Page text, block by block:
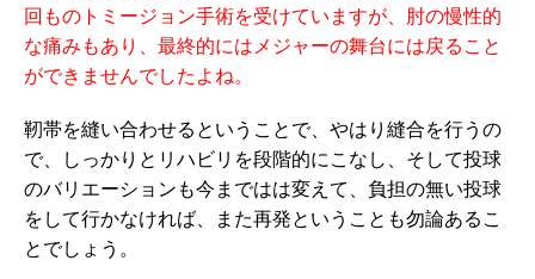
回ものトミージョン手術を受けていますが、肘の慢性的
な痛みもあり、最終的にはメジャーの舞台には戻ること
ができませんでしたよね。
靭帯を縫い合わせるということで、やはり縫合を行うの
で、しっかりとリハビリを段階的にこなし、そして投球
のバリエーションも今まではは変えて、負担の無い投球
をして行かなければ、また再発ということも勿論あるこ
とでしょう。